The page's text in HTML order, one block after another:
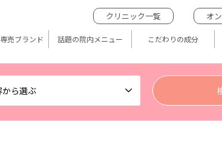
から選ぶ
クリニック一覧 オ
売ブランド 話題の院内メニュー こだわりの成分